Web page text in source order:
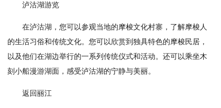
泸沽湖游览
在泸沽湖，您可以参观当地的摩梭文化村寨，了解摩梭人
的生活习俗和传统文化。您可以欣赏到独具特色的摩梭民居，
以及他们在湖边举行的一系列传统仪式和活动。还可以乘坐木
刻小船漫游湖面，感受泸沽湖的宁静与美丽。
返回丽江